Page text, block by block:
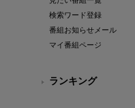
検索ワード登録
番組お知らせメール
マイ番組ページ
ランキング